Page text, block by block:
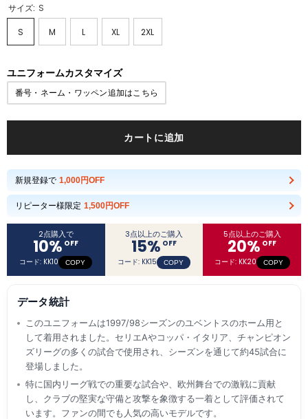
サイズ: S
S M L XL 2XL
ユニフォームカスタマイズ
番号・ネーム・ワッペン追加はこちら
カートに追加
新規登録で 1,000円OFF
リピーター様限定 1,500円OFF
2点購入で
10% OFF
コード: KK10
COPY
3点以上のご購入
15% OFF
コード: KK15
COPY
5点以上のご購入
20% OFF
コード: KK20
COPY
データ統計
このユニフォームは1997/98シーズンのユベントスのホーム用と
して着用されました。セリエAやコッパ・イタリア、チャンピオン
ズリーグの多くの試合で使用され、シーズンを通じて約45試合に
登場しました。
特に国内リーグ戦での重要な試合や、欧州舞台での激戦に貢献
し、クラブの堅実な守備と攻撃を象徴する一着として評価されて
います。ファンの間でも人気の高いモデルです。